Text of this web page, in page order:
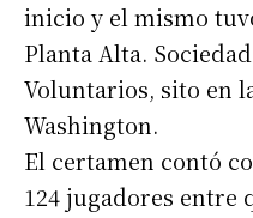
inicio y el mismo
Planta Alta.
Voluntarios, sito en
Washington.
El certamen contó
124 jugadores entre